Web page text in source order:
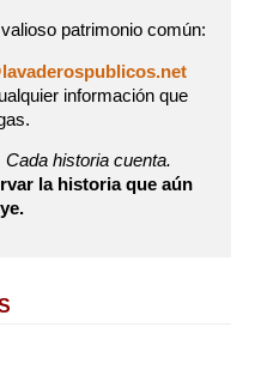
patrimonio común:
información que
historia cuenta.
la historia que aún